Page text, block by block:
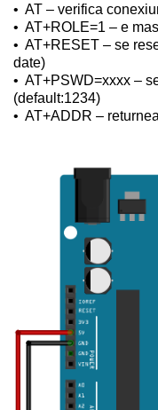
• AT – verifica
• AT+ROLE=1 – e
• AT+RESET – se
date)
• AT+PSWD=xxxx –
(default:1234)
• AT+ADDR –